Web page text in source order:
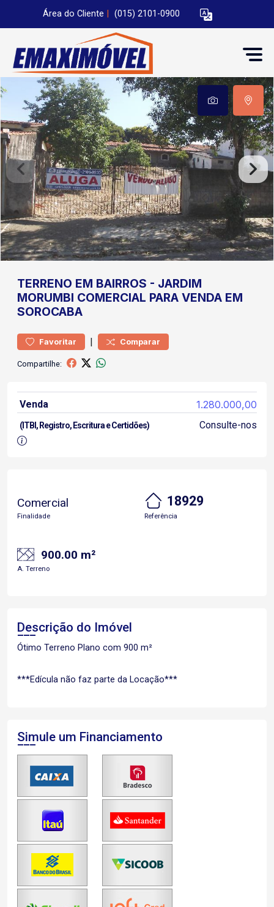
Área do Cliente (015) 2101-0900
TERRENO EM BAIRROS - JARDIM
MORUMBI COMERCIAL PARA VENDA EM
SOROCABA
Favoritar | Comparar
Compartilhe:
Venda 1.280.000,00
(ITBI, Registro, Escritura e Certidões) Consulte-nos
Comercial
Finalidade
18929
Referência
900.00 m²
A. Terreno
Descrição do Imóvel
Ótimo Terreno Plano com 900 m²
***Edícula não faz parte da Locação***
Simule um Financiamento